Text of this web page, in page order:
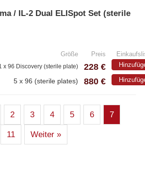
/ IL-2 Dual ELISpot Set (sterile
Größe Preis
x 96 Discovery (sterile plate) 228 €
5 x 96 (sterile plates) 880 €
2 3 4 5 6 7
11 Weiter »